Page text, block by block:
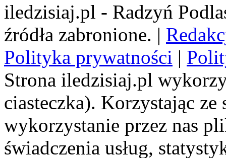
iledzisiaj.pl - Radzyń
źródła zabronione. |
Polityka prywatności |
Strona iledzisiaj.pl
ciasteczka). Korzystając
wykorzystanie przez nas
świadczenia usług,